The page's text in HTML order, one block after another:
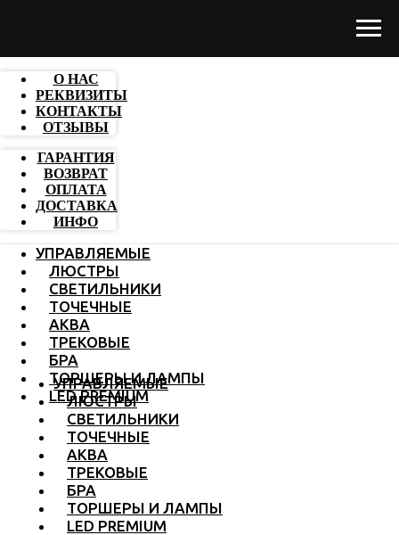
О НАС
РЕКВИЗИТЫ
КОНТАКТЫ
ОТЗЫВЫ
ГАРАНТИЯ
ВОЗВРАТ
ОПЛАТА
ДОСТАВКА
ИНФО
УПРАВЛЯЕМЫЕ
ЛЮСТРЫ
СВЕТИЛЬНИКИ
ТОЧЕЧНЫЕ
АКВА
ТРЕКОВЫЕ
БРА
ТОРШЕРЫ И ЛАМПЫ
LED PREMIUM
УПРАВЛЯЕМЫЕ
ЛЮСТРЫ
СВЕТИЛЬНИКИ
ТОЧЕЧНЫЕ
АКВА
ТРЕКОВЫЕ
БРА
ТОРШЕРЫ И ЛАМПЫ
LED PREMIUM